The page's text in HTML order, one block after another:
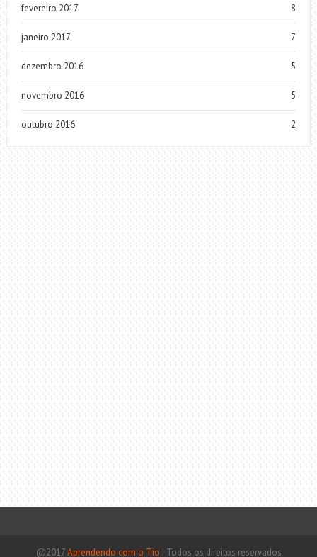
fevereiro 2017 8
janeiro 2017 7
dezembro 2016 5
novembro 2016 5
outubro 2016 2
@2017Aprendendo com o Tio | Todos os direitos reservados